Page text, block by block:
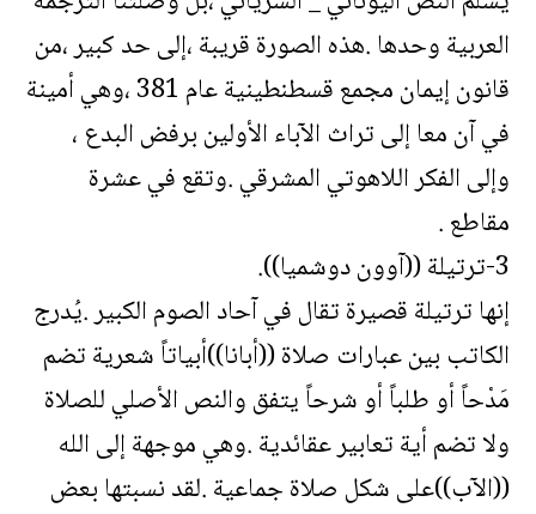
العربية وحدها .هذه الصورة قريبة ،إلى حد كبير ،من
قانون إيمان مجمع قسطنطينية عام 381 ،وهي أمينة
في آن معا إلى تراث الآباء الأولين برفض البدع ،
وإلى الفكر اللاهوتي المشرقي .وتقع في عشرة
مقاطع .
3-ترتيلة ((آوون دوشميا)).
إنها ترتيلة قصيرة تقال في آحاد الصوم الكبير .يُدرج
الكاتب بين عبارات صلاة ((أبانا))أبياتاً شعرية تضم
مَدْحاً أو طلباً أو شرحاً يتفق والنص الأصلي للصلاة
ولا تضم أية تعابير عقائدية .وهي موجهة إلى الله
((الآب))على شكل صلاة جماعية .لقد نسبتها بعض